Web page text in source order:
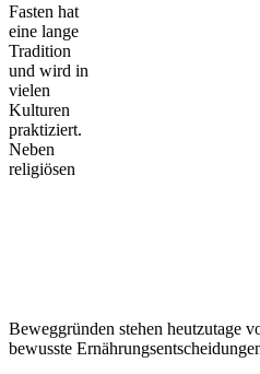
Fasten hat
eine lange
Tradition
und wird in
vielen
Kulturen
praktiziert.
Neben
religiösen
Beweggründen stehen heutzutage
bewusste